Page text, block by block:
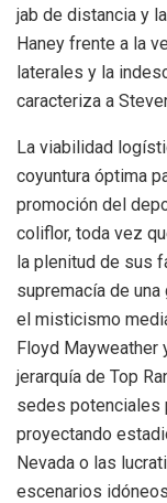
jab de distancia y
Haney frente a la
laterales y la
caracteriza a
La viabilidad
coyuntura óptima
promoción del
coliflor, toda vez
la plenitud de sus
supremacía de
el misticismo
Floyd Mayweather
jerarquía de Top
sedes potenciales
proyectando
Nevada o las
escenarios